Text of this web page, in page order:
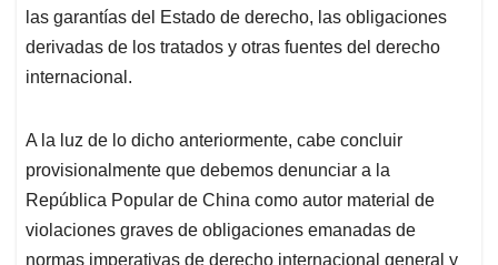
las garantías del Estado de derecho, las obligaciones
derivadas de los tratados y otras fuentes del derecho
internacional.
A la luz de lo dicho anteriormente, cabe concluir
provisionalmente que debemos denunciar a la
República Popular de China como autor material de
violaciones graves de obligaciones emanadas de
normas imperativas de derecho internacional general y